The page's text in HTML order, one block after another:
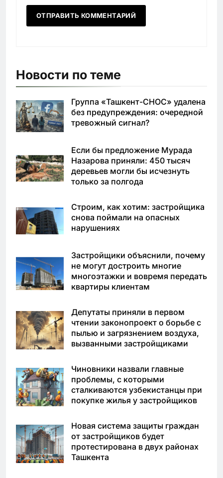
Новости по теме
Группа «Ташкент-СНОС» удалена
без предупреждения: очередной
тревожный сигнал?
Если бы предложение Мурада
Назарова приняли: 450 тысяч
деревьев могли бы исчезнуть
только за полгода
Строим, как хотим: застройщика
снова поймали на опасных
нарушениях
Застройщики объяснили, почему
не могут достроить многие
многоэтажки и вовремя передать
квартиры клиентам
Депутаты приняли в первом
чтении законопроект о борьбе с
пылью и загрязнением воздуха,
вызванными застройщиками
Чиновники назвали главные
проблемы, с которыми
сталкиваются узбекистанцы при
покупке жилья у застройщиков
Новая система защиты граждан
от застройщиков будет
протестирована в двух районах
Ташкента